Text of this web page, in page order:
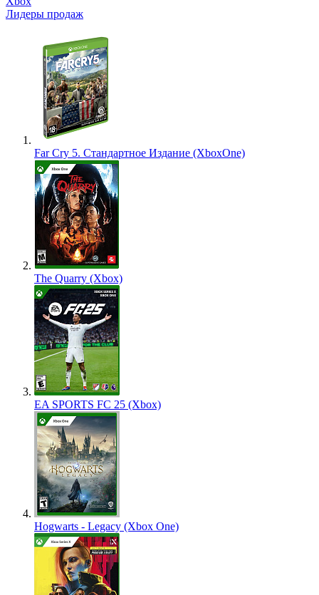
Лидеры продаж
Far Cry 5. Стандартное Издание (XboxOne)
The Quarry (Xbox)
EA SPORTS FC 25 (Xbox)
Hogwarts - Legacy (Xbox One)